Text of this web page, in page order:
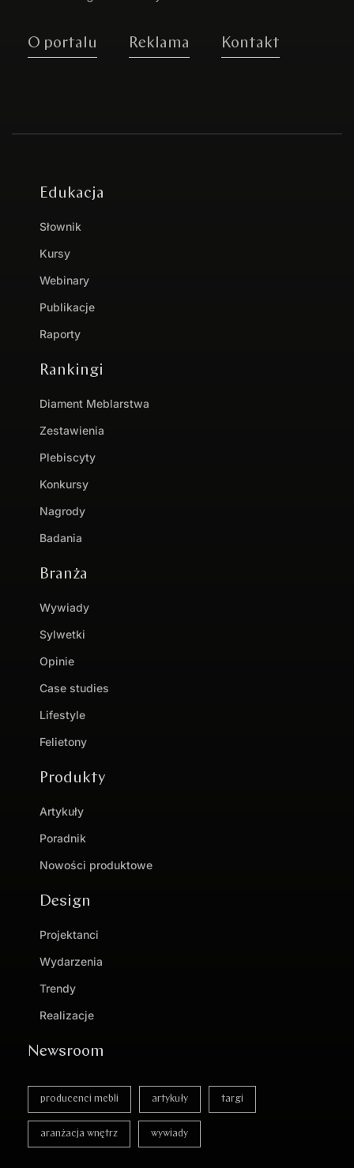
O portalu Reklama Kontakt
Edukacja
Słownik
Kursy
Webinary
Publikacje
Raporty
Rankingi
Diament Meblarstwa
Zestawienia
Plebiscyty
Konkursy
Nagrody
Badania
Branża
Wywiady
Sylwetki
Opinie
Case studies
Lifestyle
Felietony
Produkty
Artykuły
Poradnik
Nowości produktowe
Design
Projektanci
Wydarzenia
Trendy
Realizacje
Newsroom
producenci mebli artykuły targi
aranżacja wnętrz wywiady